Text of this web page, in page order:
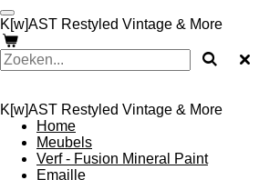
Ga
direct
naar
de
K[w]AST Restyled Vintage & More
K[w]AST Restyled Vintage & More
Home
Meubels
Verf - Fusion Mineral Paint
Emaille